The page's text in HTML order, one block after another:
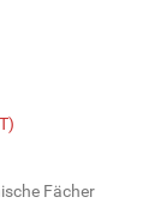
Fächer